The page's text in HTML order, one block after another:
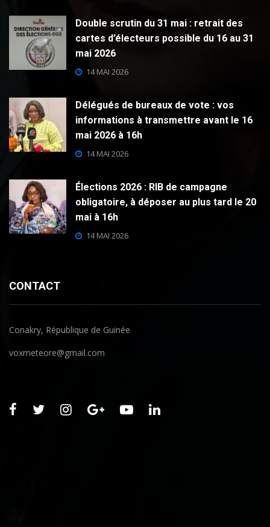
Double scrutin du 31 mai : retrait des
cartes d’électeurs possible du 16 au 31
mai 2026
14 MAI 2026
Délégués de bureaux de vote : vos
informations à transmettre avant le 16
mai 2026 à 16h
14 MAI 2026
Élections 2026 : RIB de campagne
obligatoire, à déposer au plus tard le 20
mai à 16h
14 MAI 2026
CONTACT
Conakry, République de Guinée
voxmeteore@gmail.com